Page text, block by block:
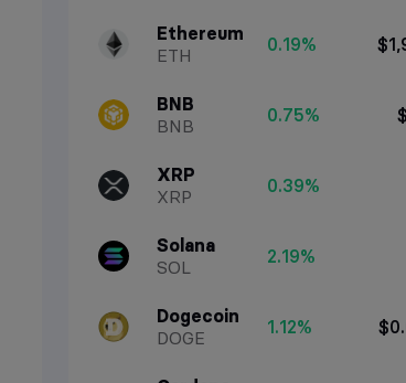
Ethereum
ETH
0.19%
BNB
BNB
0.75%
XRP
XRP
0.39%
Solana
SOL
2.19%
Dogecoin
DOGE
1.12%